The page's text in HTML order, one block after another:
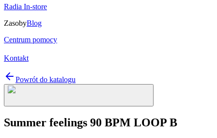
Radia In-store
ZasobyBlog
Centrum pomocy
Kontakt
Powrót do katalogu
Summer feelings 90 BPM LOOP B